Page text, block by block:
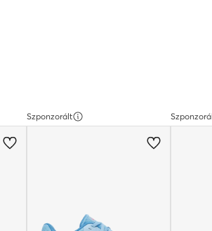
Szponzorált